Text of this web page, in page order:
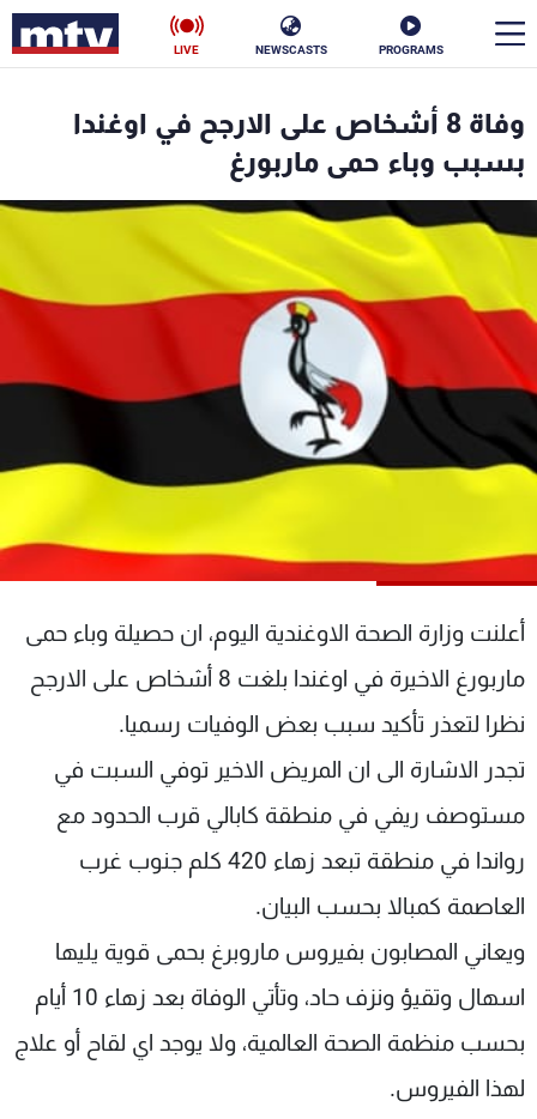
PROGRAMS
NEWSCASTS
LIVE
وفاة 8 أشخاص على الارجح في اوغندا
بسبب وباء حمى ماربورغ
أعلنت وزارة الصحة الاوغندية اليوم، ان حصيلة وباء حمى
ماربورغ الاخيرة في اوغندا بلغت 8 أشخاص على الارجح
نظرا لتعذر تأكيد سبب بعض الوفيات رسميا.
تجدر الاشارة الى ان المريض الاخير توفي السبت في
مستوصف ريفي في منطقة كابالي قرب الحدود مع
رواندا في منطقة تبعد زهاء 420 كلم جنوب غرب
العاصمة كمبالا بحسب البيان.
ويعاني المصابون بفيروس ماروبرغ بحمى قوية يليها
اسهال وتقيؤ ونزف حاد، وتأتي الوفاة بعد زهاء 10 أيام
بحسب منظمة الصحة العالمية، ولا يوجد اي لقاح أو علاج
لهذا الفيروس.
سياسة ناس
منوعات رياضة
كأس العالم
شاهد البرامج
عن MTV
الإنـتـاج
لاعلاناتكم
وظائف
شروط الإسـتخدام